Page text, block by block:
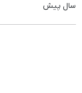
سال پیش